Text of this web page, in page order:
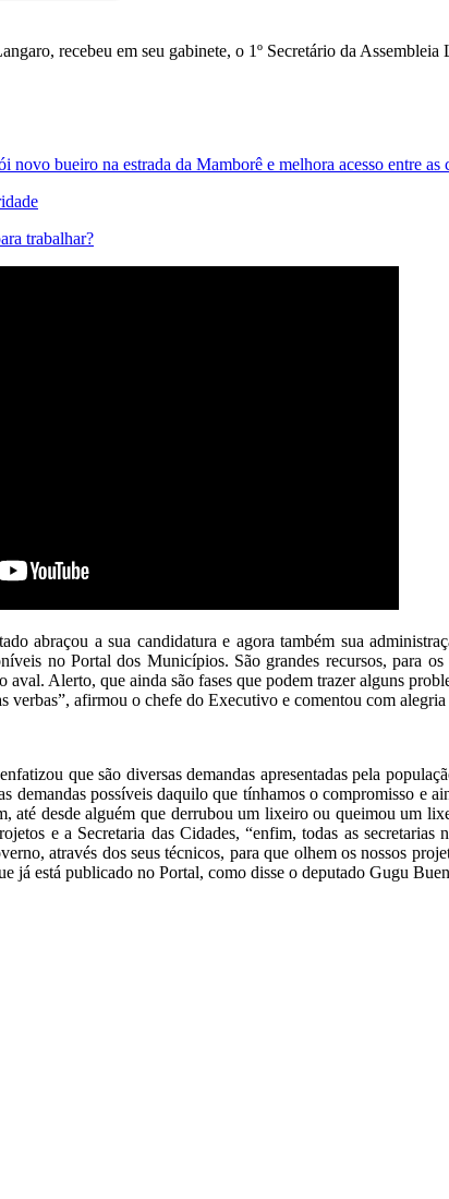
recebeu em seu gabinete, o 1º Secretário da
novo bueiro na estrada da Mamborê e melhora acesso entre
trabalhar?
abraçou a sua candidatura e agora também sua
no Portal dos Municípios. São grandes recursos, para
aval. Alerto, que ainda são fases que podem trazer alguns
verbas”, afirmou o chefe do Executivo e comentou com
que são diversas demandas apresentadas pela
demandas possíveis daquilo que tínhamos o compromisso e
até desde alguém que derrubou um lixeiro ou queimou um
e a Secretaria das Cidades, “enfim, todas as
através dos seus técnicos, para que olhem os nossos
já está publicado no Portal, como disse o deputado Gugu